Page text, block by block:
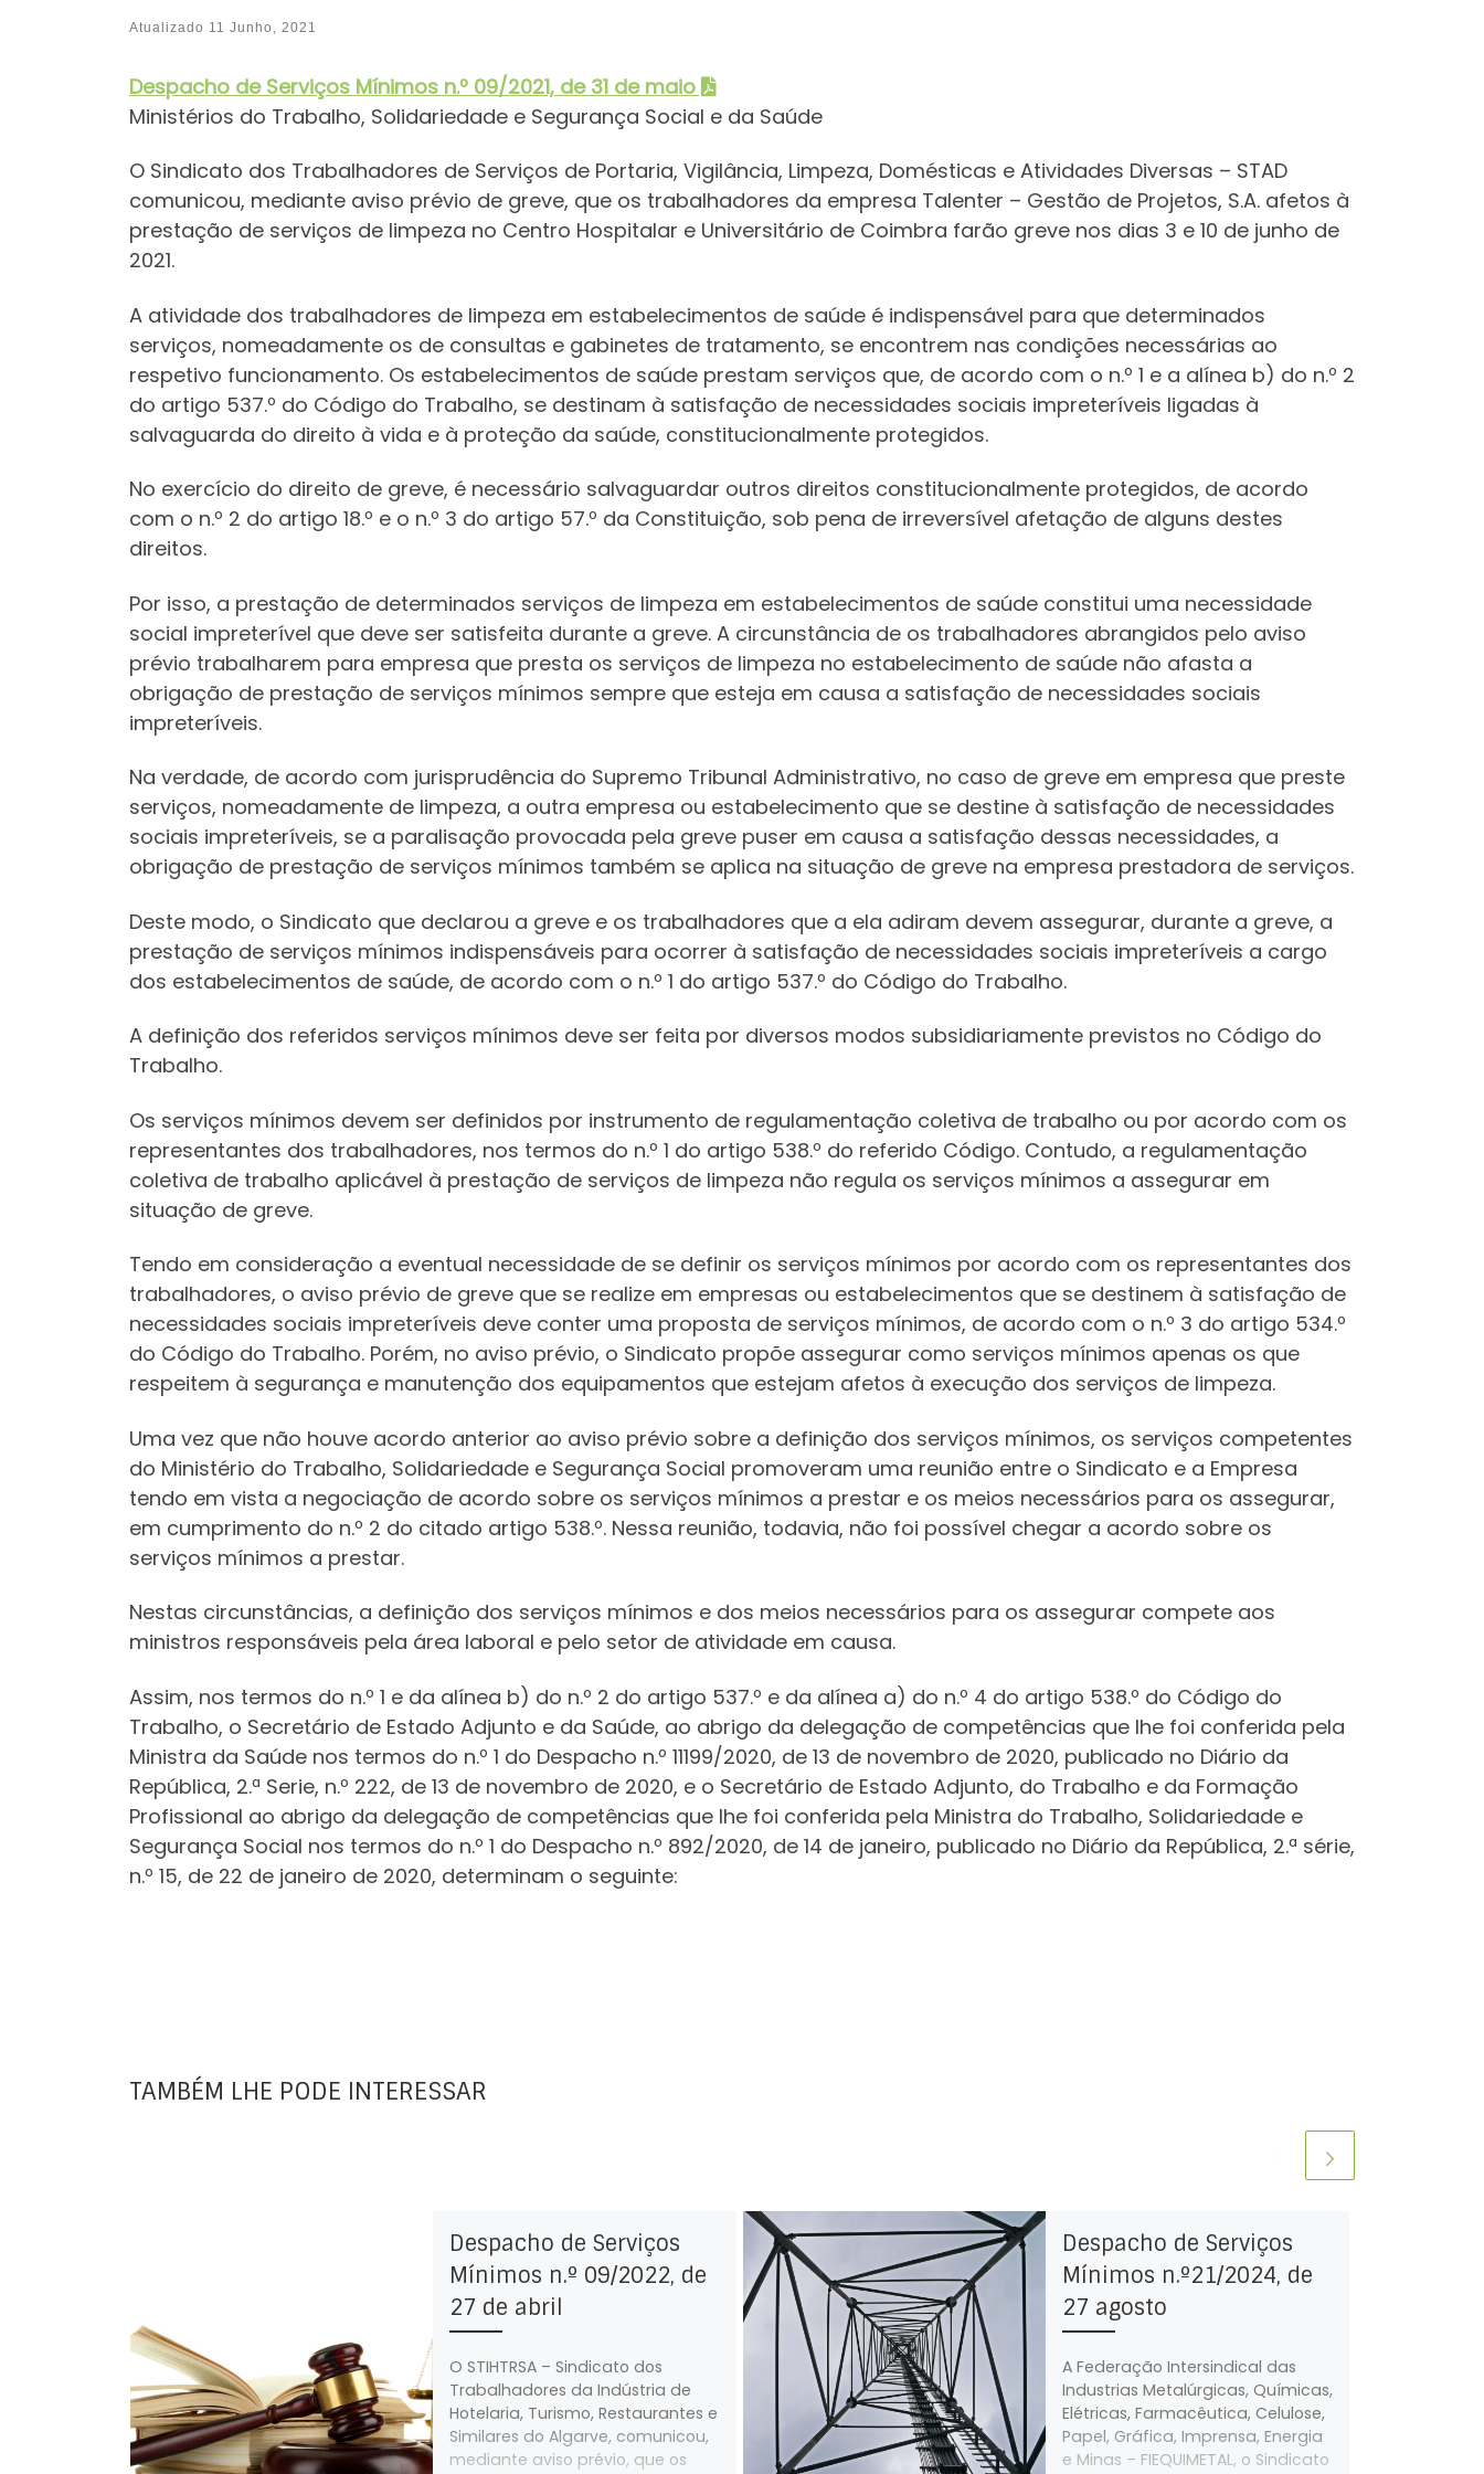
Atualizado 11 Junho, 2021
Despacho de Serviços Mínimos n.º 09/2021, de 31 de maio
Ministérios do Trabalho, Solidariedade e Segurança Social e da Saúde
O Sindicato dos Trabalhadores de Serviços de Portaria, Vigilância, Limpeza, Domésticas e Atividades Diversas – STAD
comunicou, mediante aviso prévio de greve, que os trabalhadores da empresa Talenter – Gestão de Projetos, S.A. afetos à
prestação de serviços de limpeza no Centro Hospitalar e Universitário de Coimbra farão greve nos dias 3 e 10 de junho de
2021.
A atividade dos trabalhadores de limpeza em estabelecimentos de saúde é indispensável para que determinados
serviços, nomeadamente os de consultas e gabinetes de tratamento, se encontrem nas condições necessárias ao
respetivo funcionamento. Os estabelecimentos de saúde prestam serviços que, de acordo com o n.º 1 e a alínea b) do n.º 2
do artigo 537.º do Código do Trabalho, se destinam à satisfação de necessidades sociais impreteríveis ligadas à
salvaguarda do direito à vida e à proteção da saúde, constitucionalmente protegidos.
No exercício do direito de greve, é necessário salvaguardar outros direitos constitucionalmente protegidos, de acordo
com o n.º 2 do artigo 18.º e o n.º 3 do artigo 57.º da Constituição, sob pena de irreversível afetação de alguns destes
direitos.
Por isso, a prestação de determinados serviços de limpeza em estabelecimentos de saúde constitui uma necessidade
social impreterível que deve ser satisfeita durante a greve. A circunstância de os trabalhadores abrangidos pelo aviso
prévio trabalharem para empresa que presta os serviços de limpeza no estabelecimento de saúde não afasta a
obrigação de prestação de serviços mínimos sempre que esteja em causa a satisfação de necessidades sociais
impreteríveis.
Na verdade, de acordo com jurisprudência do Supremo Tribunal Administrativo, no caso de greve em empresa que preste
serviços, nomeadamente de limpeza, a outra empresa ou estabelecimento que se destine à satisfação de necessidades
sociais impreteríveis, se a paralisação provocada pela greve puser em causa a satisfação dessas necessidades, a
obrigação de prestação de serviços mínimos também se aplica na situação de greve na empresa prestadora de serviços.
Deste modo, o Sindicato que declarou a greve e os trabalhadores que a ela adiram devem assegurar, durante a greve, a
prestação de serviços mínimos indispensáveis para ocorrer à satisfação de necessidades sociais impreteríveis a cargo
dos estabelecimentos de saúde, de acordo com o n.º 1 do artigo 537.º do Código do Trabalho.
A definição dos referidos serviços mínimos deve ser feita por diversos modos subsidiariamente previstos no Código do
Trabalho.
Os serviços mínimos devem ser definidos por instrumento de regulamentação coletiva de trabalho ou por acordo com os
representantes dos trabalhadores, nos termos do n.º 1 do artigo 538.º do referido Código. Contudo, a regulamentação
coletiva de trabalho aplicável à prestação de serviços de limpeza não regula os serviços mínimos a assegurar em
situação de greve.
Tendo em consideração a eventual necessidade de se definir os serviços mínimos por acordo com os representantes dos
trabalhadores, o aviso prévio de greve que se realize em empresas ou estabelecimentos que se destinem à satisfação de
necessidades sociais impreteríveis deve conter uma proposta de serviços mínimos, de acordo com o n.º 3 do artigo 534.º
do Código do Trabalho. Porém, no aviso prévio, o Sindicato propõe assegurar como serviços mínimos apenas os que
respeitem à segurança e manutenção dos equipamentos que estejam afetos à execução dos serviços de limpeza.
Uma vez que não houve acordo anterior ao aviso prévio sobre a definição dos serviços mínimos, os serviços competentes
do Ministério do Trabalho, Solidariedade e Segurança Social promoveram uma reunião entre o Sindicato e a Empresa
tendo em vista a negociação de acordo sobre os serviços mínimos a prestar e os meios necessários para os assegurar,
em cumprimento do n.º 2 do citado artigo 538.º. Nessa reunião, todavia, não foi possível chegar a acordo sobre os
serviços mínimos a prestar.
Nestas circunstâncias, a definição dos serviços mínimos e dos meios necessários para os assegurar compete aos
ministros responsáveis pela área laboral e pelo setor de atividade em causa.
Assim, nos termos do n.º 1 e da alínea b) do n.º 2 do artigo 537.º e da alínea a) do n.º 4 do artigo 538.º do Código do
Trabalho, o Secretário de Estado Adjunto e da Saúde, ao abrigo da delegação de competências que lhe foi conferida pela
Ministra da Saúde nos termos do n.º 1 do Despacho n.º 11199/2020, de 13 de novembro de 2020, publicado no Diário da
República, 2.ª Serie, n.º 222, de 13 de novembro de 2020, e o Secretário de Estado Adjunto, do Trabalho e da Formação
Profissional ao abrigo da delegação de competências que lhe foi conferida pela Ministra do Trabalho, Solidariedade e
Segurança Social nos termos do n.º 1 do Despacho n.º 892/2020, de 14 de janeiro, publicado no Diário da República, 2.ª série,
n.º 15, de 22 de janeiro de 2020, determinam o seguinte:
TAMBÉM LHE PODE INTERESSAR
Despacho de Serviços
Mínimos n.º 09/2022, de
27 de abril
O STIHTRSA – Sindicato dos
Trabalhadores da Indústria de
Hotelaria, Turismo, Restaurantes e
Similares do Algarve, comunicou,
mediante aviso prévio, que os
Despacho de Serviços
Mínimos n.º21/2024, de
27 agosto
A Federação Intersindical das
Industrias Metalúrgicas, Químicas,
Elétricas, Farmacêutica, Celulose,
Papel, Gráfica, Imprensa, Energia
e Minas – FIEQUIMETAL, o Sindicato